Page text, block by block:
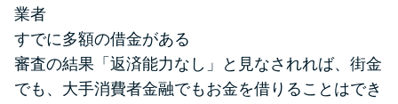
業者
すでに多額の借金がある
審査の結果「返済能力なし」と見なされれば、街金
でも、大手消費者金融でもお金を借りることはでき